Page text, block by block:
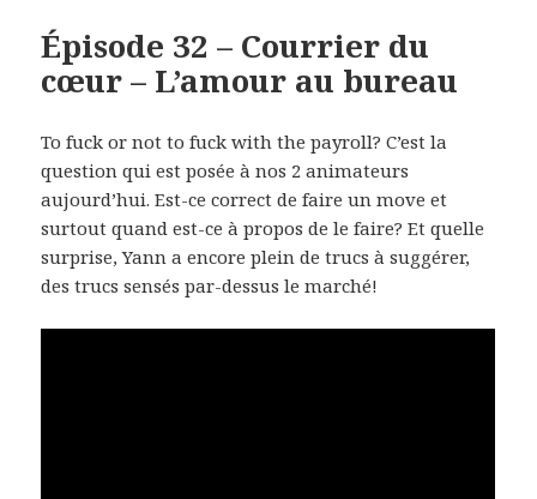
Épisode 32 – Courrier du
cœur – L’amour au bureau
To fuck or not to fuck with the payroll? C’est la
question qui est posée à nos 2 animateurs
aujourd’hui. Est-ce correct de faire un move et
surtout quand est-ce à propos de le faire? Et quelle
surprise, Yann a encore plein de trucs à suggérer,
des trucs sensés par-dessus le marché!